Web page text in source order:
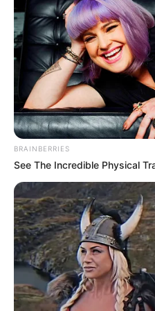
Βρέθηκε υδάτινος
εξωπλανήτης – Είναι
καλυμμένος από έναν βαθύ
ωκεανό
Το χρονικό της συγκάλυψης
του κατασκευασμένου σε
εργαστήριο ιού COVID-19
BRAINBERRIES
See The Incredible Physical